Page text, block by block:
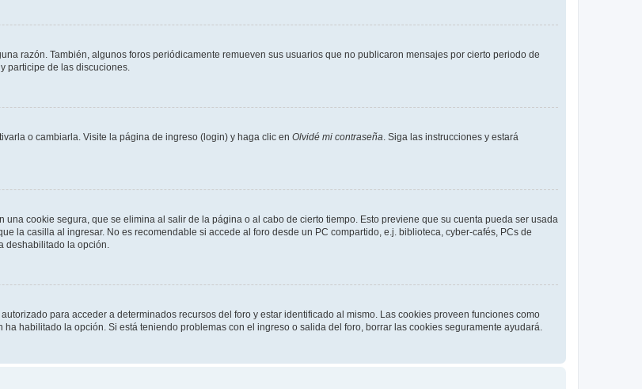
razón. También, algunos foros periódicamente remueven sus usuarios que no publicaron mensajes por cierto periodo de
participe de las discuciones.
o cambiarla. Visite la página de ingreso (login) y haga clic en Olvidé mi contraseña. Siga las instrucciones y estará
cookie segura, que se elimina al salir de la página o al cabo de cierto tiempo. Esto previene que su cuenta pueda ser usada
la casilla al ingresar. No es recomendable si accede al foro desde un PC compartido, e.j. biblioteca, cyber-cafés, PCs de
deshabilitado la opción.
para acceder a determinados recursos del foro y estar identificado al mismo. Las cookies proveen funciones como
habilitado la opción. Si está teniendo problemas con el ingreso o salida del foro, borrar las cookies seguramente ayudará.